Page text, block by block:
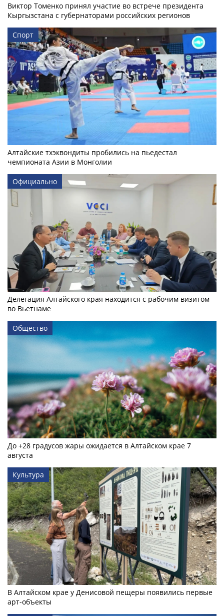
Виктор Томенко принял участие во встрече президента
Кыргызстана с губернаторами российских регионов
Спорт
Алтайские тхэквондиты пробились на пьедестал
чемпионата Азии в Монголии
Официально
Делегация Алтайского края находится с рабочим визитом
во Вьетнаме
Общество
До +28 градусов жары ожидается в Алтайском крае 7
августа
Культура
В Алтайском крае у Денисовой пещеры появились первые
арт-объекты